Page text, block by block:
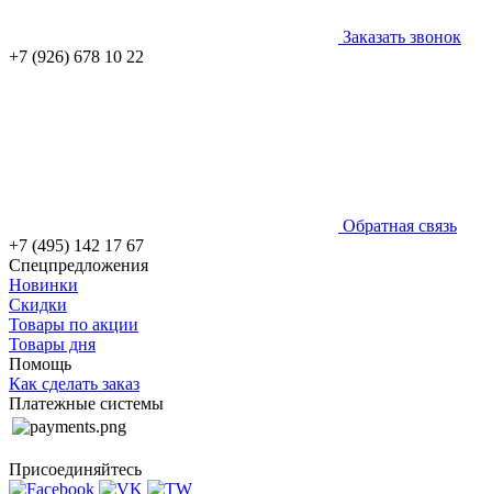
Заказать звонок
+7 (926) 678 10 22
Обратная связь
+7 (495) 142 17 67
Спецпредложения
Новинки
Скидки
Товары по акции
Товары дня
Помощь
Как сделать заказ
Платежные системы
Присоединяйтесь